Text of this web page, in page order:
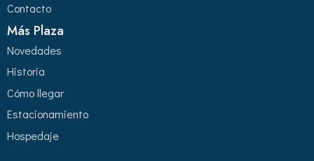
Contacto
Más Plaza
Novedades
Historia
Cómo llegar
Estacionamiento
Hospedaje